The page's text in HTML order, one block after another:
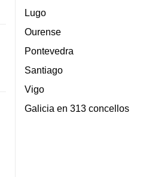
Lugo
Ourense
Pontevedra
Santiago
Vigo
Galicia en 313 concellos